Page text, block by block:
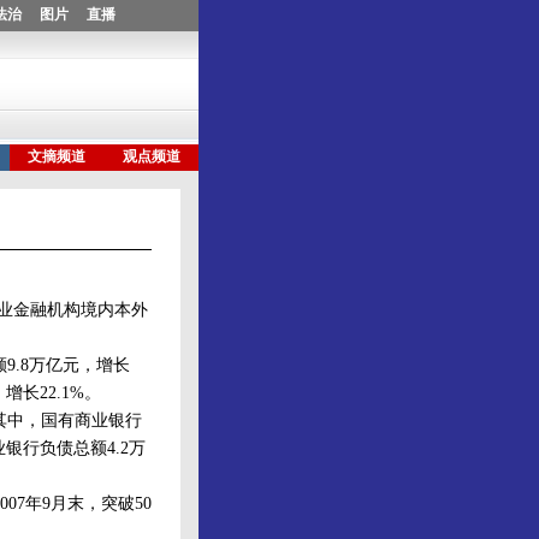
金融机构境内本外
万亿元，增长
长22.1%。
，国有商业银行
银行负债总额4.2万
年9月末，突破50